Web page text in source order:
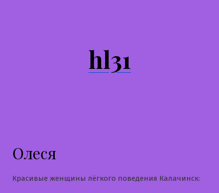
hl31
Олеся
Красивые женщины лёгкого поведения Калачинск: